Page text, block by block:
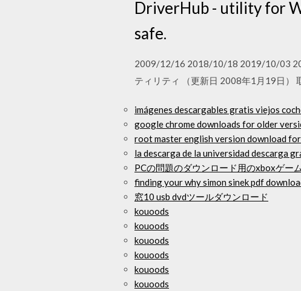
DriverHub - utility for
safe.
2009/12/16 2018/10/18 2019/10/03
ティリティ （更新日 2008年1月19日）
imágenes descargables gratis viejos
google chrome downloads for older
root master english version download
la descarga de la universidad descarga
PCの問題のダウンロード用のxboxゲー
finding your why simon sinek pdf
窓10 usb dvdツールダウンロード
kouoods
kouoods
kouoods
kouoods
kouoods
kouoods